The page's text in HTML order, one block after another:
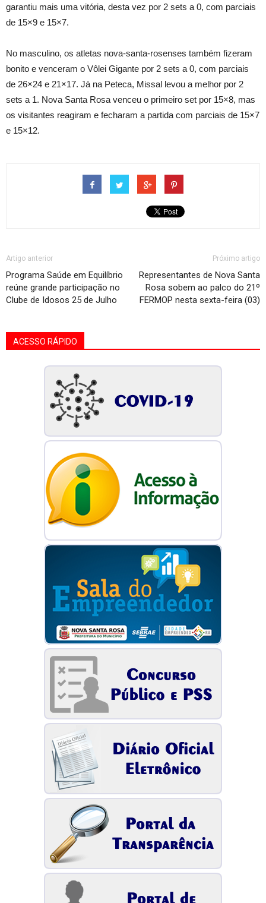
garantiu mais uma vitória, desta vez por 2 sets a 0, com parciais
de 15×9 e 15×7.
No masculino, os atletas nova-santa-rosenses também fizeram
bonito e venceram o Vôlei Gigante por 2 sets a 0, com parciais
de 26×24 e 21×17. Já na Peteca, Missal levou a melhor por 2
sets a 1. Nova Santa Rosa venceu o primeiro set por 15×8, mas
os visitantes reagiram e fecharam a partida com parciais de 15×7
e 15×12.
Artigo anterior
Programa Saúde em Equilíbrio
reúne grande participação no
Clube de Idosos 25 de Julho
Próximo artigo
Representantes de Nova Santa
Rosa sobem ao palco do 21º
FERMOP nesta sexta-feira (03)
ACESSO RÁPIDO